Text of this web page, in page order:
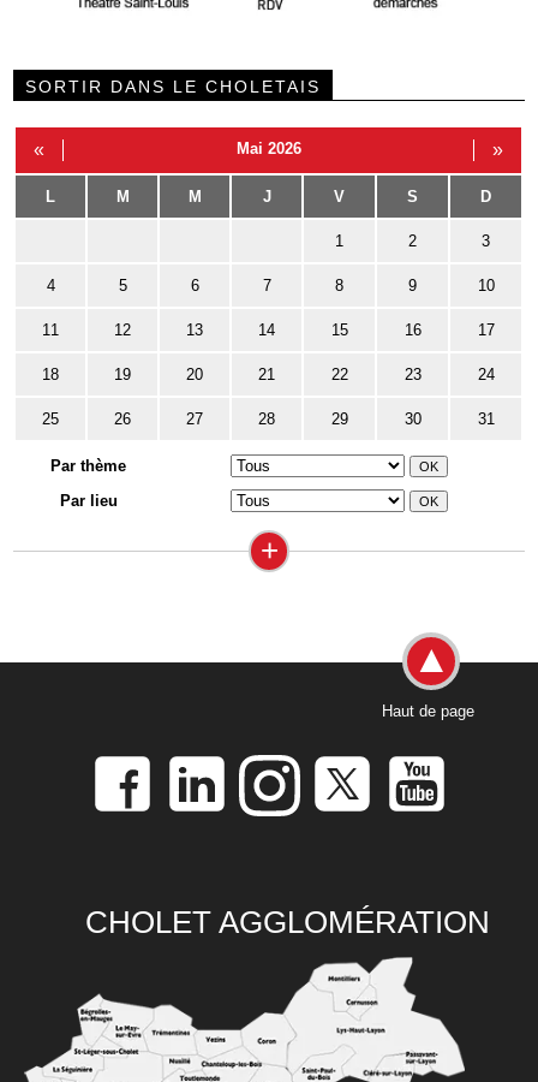
SORTIR DANS LE CHOLETAIS
« Mai 2026 »
L M M J V S D
1 2 3
4 5 6 7 8 9 10
11 12 13 14 15 16 17
18 19 20 21 22 23 24
25 26 27 28 29 30 31
Par thème
Par lieu
+
Haut de page
CHOLET AGGLOMÉRATION